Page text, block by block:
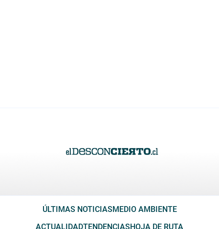
ÚLTIMAS NOTICIAS MEDIO AMBIENTE
ACTUALIDADTENDENCIAS HOJA DE RUTA